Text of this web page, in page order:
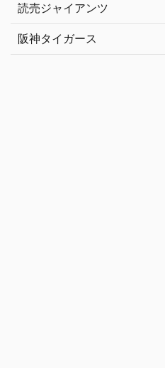
読売ジャイアンツ
阪神タイガース